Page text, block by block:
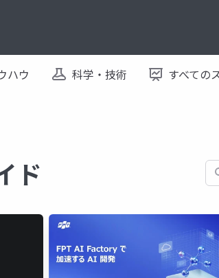
ハウ 科学・技術 すべての
ド 検